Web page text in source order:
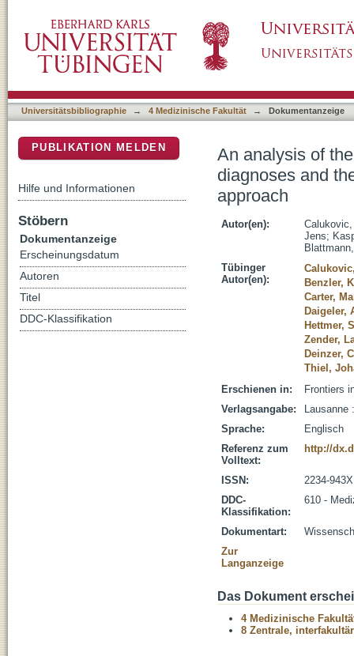
Southwest Germany: a multicenter approach
Universitätsbibliographie → 4 Medizinische Fakultät → Dokumentanzeige
An analysis of
diagnoses and
approach
Autor(en):
Jens;
Tübinger
Autor(en):
Benzler,
Carter,
Daigeler,
Hettmer,
Zender,
Deinzer,
Thiel,
Erschienen in:
Frontiers
Verlagsangabe:
Lausanne
Sprache:
Englisch
Referenz zum
Volltext:
http://
ISSN:
2234-943X
DDC-
Klassifikation:
610 -
Dokumentart:
Zur
Langanzeige
Das Dokument
4 Medizinische
8 Zentrale,
PUBLIKATION MELDEN
Hilfe und Informationen
Stöbern
Dokumentanzeige
Erscheinungsdatum
Autoren
Titel
DDC-Klassifikation